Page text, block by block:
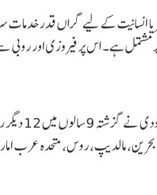
یا انسانیت کے لیے گراں قدر خدمات
ہے۔ اس پر فیروزی اور روبی
مصر کی طرف سے دیے گئے
بحرین، مالدیپ، روس، متحدہ عرب